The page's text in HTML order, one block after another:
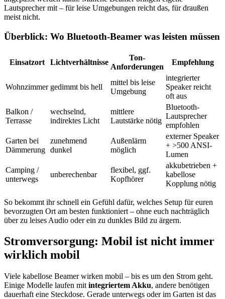
Lautsprecher mit – für leise Umgebungen reicht das, für draußen
meist nicht.
Überblick: Wo Bluetooth-Beamer was leisten müssen
Einsatzort Lichtverhältnisse
Ton-
Anforderungen
Empfehlung
Wohnzimmer gedimmt bis hell
mittel bis leise
Umgebung
integrierter
Speaker reicht
oft aus
Balkon /
Terrasse
wechselnd,
indirektes Licht
mittlere
Lautstärke nötig
Bluetooth-
Lautsprecher
empfohlen
Garten bei
Dämmerung
zunehmend
dunkel
Außenlärm
möglich
externer Speaker
+ >500 ANSI-
Lumen
Camping /
unterwegs
unberechenbar
flexibel, ggf.
Kopfhörer
akkubetrieben +
kabellose
Kopplung nötig
So bekommt ihr schnell ein Gefühl dafür, welches Setup für euren
bevorzugten Ort am besten funktioniert – ohne euch nachträglich
über zu leises Audio oder ein zu dunkles Bild zu ärgern.
Stromversorgung: Mobil ist nicht immer
wirklich mobil
Viele kabellose Beamer wirken mobil – bis es um den Strom geht.
Einige Modelle laufen mit integriertem Akku, andere benötigen
dauerhaft eine Steckdose. Gerade unterwegs oder im Garten ist das